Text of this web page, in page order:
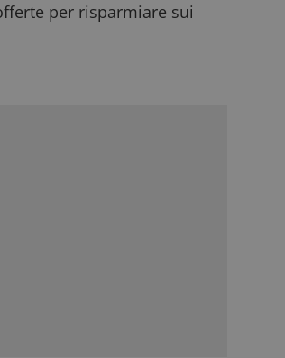
per risparmiare sui